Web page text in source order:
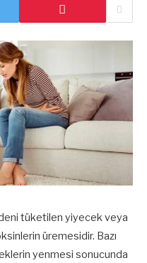
tüketilen yiyecek veya
üremesidir. Bazı
yenmesi sonucunda